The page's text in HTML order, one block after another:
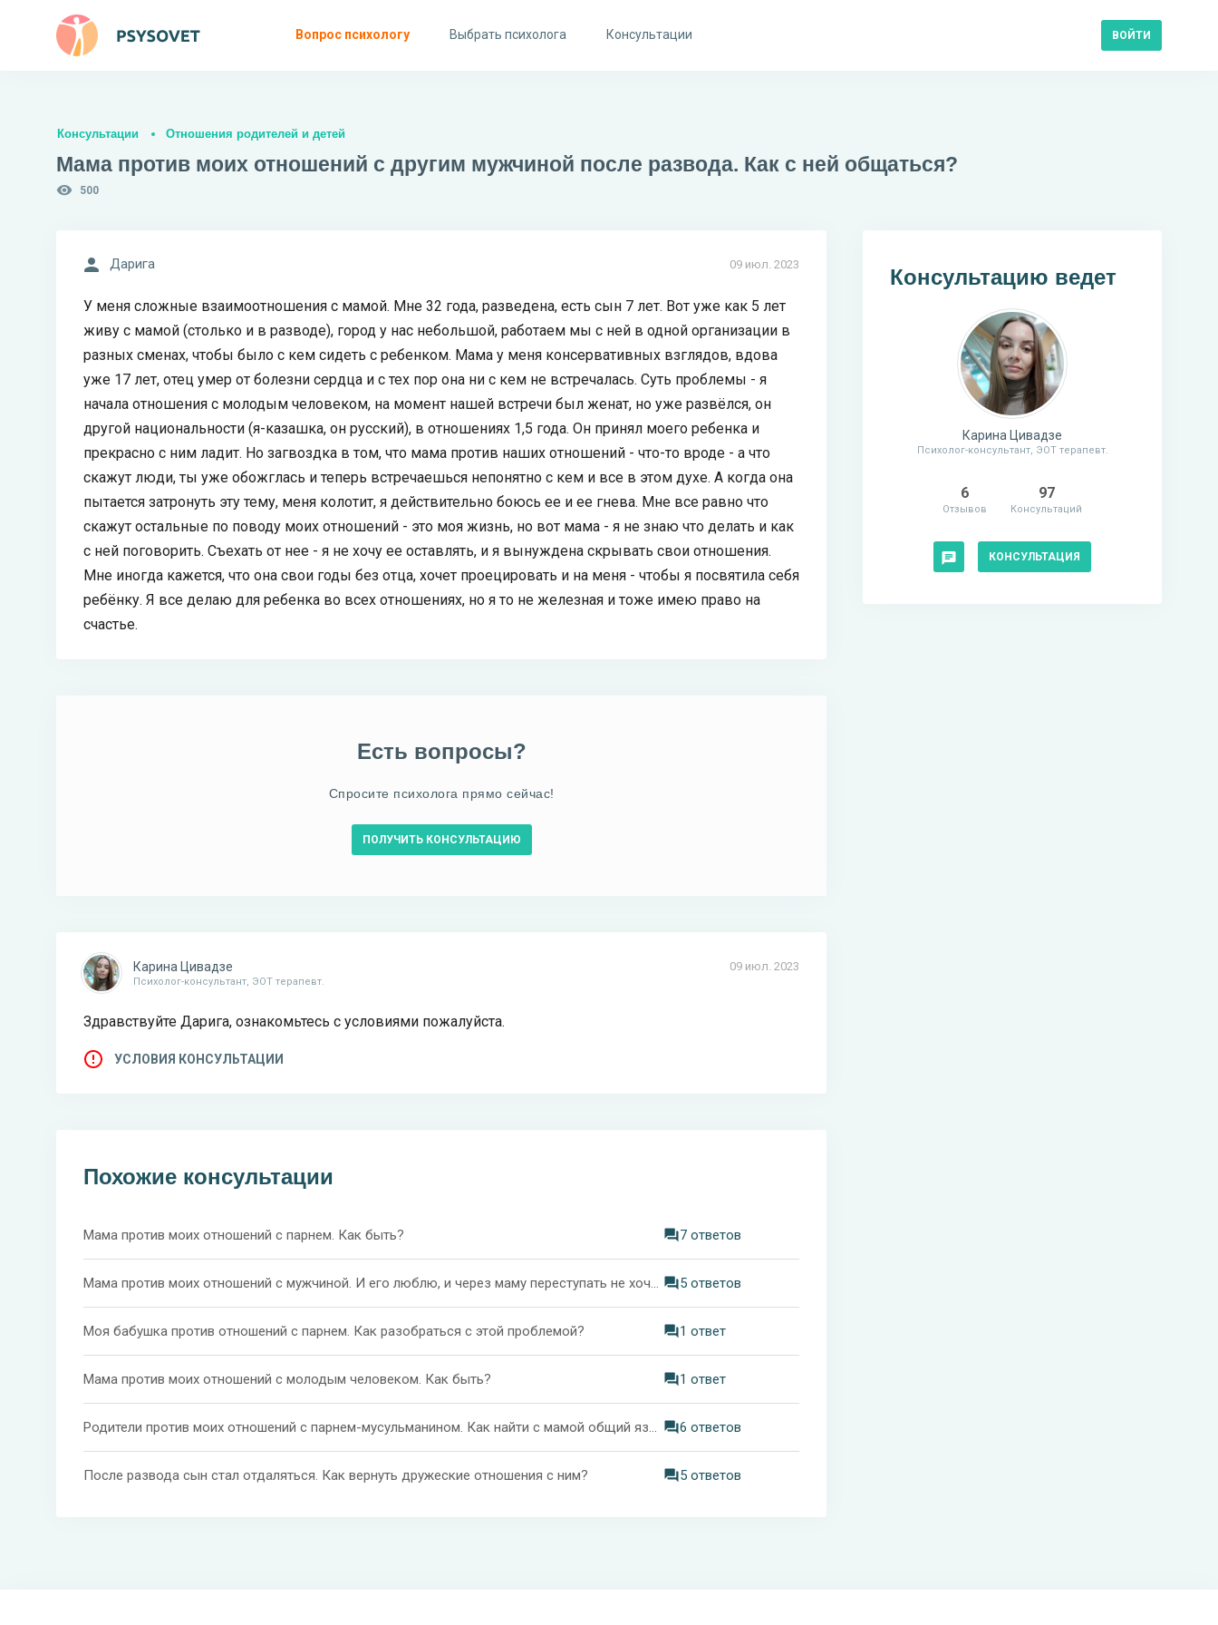
Вопрос психологу Выбрать психолога Консультации ВОЙТИ
Консультации Отношения родителей и детей
Мама против моих отношений с другим мужчиной после развода. Как с ней общаться?
500
09 июл. 2023
Дарига
У меня сложные взаимоотношения с мамой. Мне 32 года, разведена, есть сын 7 лет. Вот уже как 5 лет
живу с мамой (столько и в разводе), город у нас небольшой, работаем мы с ней в одной организации в
разных сменах, чтобы было с кем сидеть с ребенком. Мама у меня консервативных взглядов, вдова
уже 17 лет, отец умер от болезни сердца и с тех пор она ни с кем не встречалась. Суть проблемы - я
начала отношения с молодым человеком, на момент нашей встречи был женат, но уже развёлся, он
другой национальности (я-казашка, он русский), в отношениях 1,5 года. Он принял моего ребенка и
прекрасно с ним ладит. Но загвоздка в том, что мама против наших отношений - что-то вроде - а что
скажут люди, ты уже обожглась и теперь встречаешься непонятно с кем и все в этом духе. А когда она
пытается затронуть эту тему, меня колотит, я действительно боюсь ее и ее гнева. Мне все равно что
скажут остальные по поводу моих отношений - это моя жизнь, но вот мама - я не знаю что делать и как
с ней поговорить. Съехать от нее - я не хочу ее оставлять, и я вынуждена скрывать свои отношения.
Мне иногда кажется, что она свои годы без отца, хочет проецировать и на меня - чтобы я посвятила себя
ребёнку. Я все делаю для ребенка во всех отношениях, но я то не железная и тоже имею право на
счастье.
Есть вопросы?
Спросите психолога прямо сейчас!
ПОЛУЧИТЬ КОНСУЛЬТАЦИЮ
09 июл. 2023
Карина Цивадзе
Психолог-консультант, ЭОТ терапевт.
Здравствуйте Дарига, ознакомьтесь с условиями пожалуйста.
УСЛОВИЯ КОНСУЛЬТАЦИИ
Похожие консультации
Мама против моих отношений с парнем. Как быть? 7 ответов
Мама против моих отношений с мужчиной. И его люблю, и через маму переступать не хочу и не могу. Как быть? 5 ответов
Моя бабушка против отношений с парнем. Как разобраться с этой проблемой? 1 ответ
Мама против моих отношений с молодым человеком. Как быть? 1 ответ
Родители против моих отношений с парнем-мусульманином. Как найти с мамой общий язык? 6 ответов
После развода сын стал отдаляться. Как вернуть дружеские отношения с ним? 5 ответов
Консультацию ведет
Карина Цивадзе
Психолог-консультант, ЭОТ терапевт.
6
Отзывов
97
Консультаций
КОНСУЛЬТАЦИЯ